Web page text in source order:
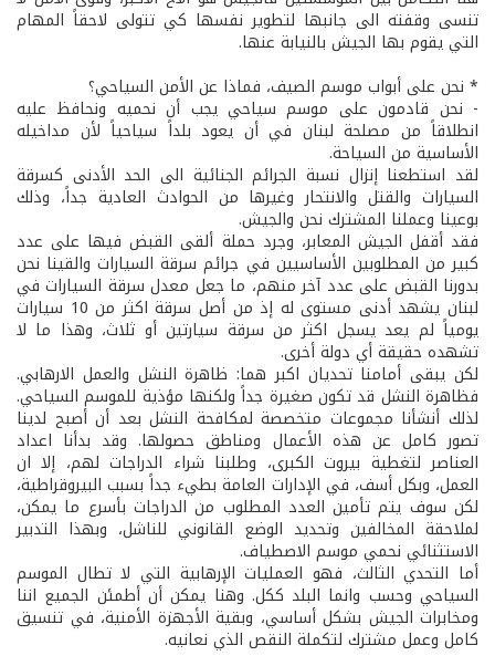
تنسى وقفته الى جانبها لتطوير نفسها كي تتولى لاحقاً المهام
التي يقوم بها الجيش بالنيابة عنها.
* نحن على أبواب موسم الصيف، فماذا عن الأمن السياحي؟
- نحن قادمون على موسم سياحي يجب أن نحميه ونحافظ عليه
انطلاقاً من مصلحة لبنان في أن يعود بلداً سياحياً لأن مداخيله
الأساسية من السياحة.
لقد استطعنا إنزال نسبة الجرائم الجنائية الى الحد الأدنى كسرقة
السيارات والقتل والانتحار وغيرها من الحوادث العادية جداً، وذلك
بوعينا وعملنا المشترك نحن والجيش.
فقد أقفل الجيش المعابر، وجرد حملة ألقى القبض فيها على عدد
كبير من المطلوبين الأساسيين في جرائم سرقة السيارات والقينا نحن
بدورنا القبض على عدد آخر منهم، ما جعل معدل سرقة السيارات في
لبنان يشهد أدنى مستوى له إذ من أصل سرقة اكثر من 10 سيارات
يومياً لم يعد يسجل اكثر من سرقة سيارتين أو ثلاث، وهذا ما لا
تشهده حقيقة أي دولة أخرى.
لكن يبقى أمامنا تحديان اكبر هما: ظاهرة النشل والعمل الارهابي.
فظاهرة النشل قد تكون صغيرة جداً ولكنها مؤذية للموسم السياحي.
لذلك أنشأنا مجموعات متخصصة لمكافحة النشل بعد أن أصبح لدينا
تصور كامل عن هذه الأعمال ومناطق حصولها. وقد بدأنا اعداد
العناصر لتغطية بيروت الكبرى، وطلبنا شراء الدراجات لهم، إلا ان
العمل، وبكل أسف، في الإدارات العامة بطيء جداً بسبب البيروقراطية،
لكن سوف يتم تأمين العدد المطلوب من الدراجات بأسرع ما يمكن،
لملاحقة المخالفين وتحديد الوضع القانوني للناشل، وبهذا التدبير
الاستثنائي نحمي موسم الاصطياف.
أما التحدي الثالث، فهو العمليات الإرهابية التي لا تطال الموسم
السياحي وحسب وانما البلد ككل. وهنا يمكن أن أطمئن الجميع اننا
ومخابرات الجيش بشكل أساسي، وبقية الأجهزة الأمنية، في تنسيق
كامل وعمل مشترك لتكملة النقص الذي نعانيه.